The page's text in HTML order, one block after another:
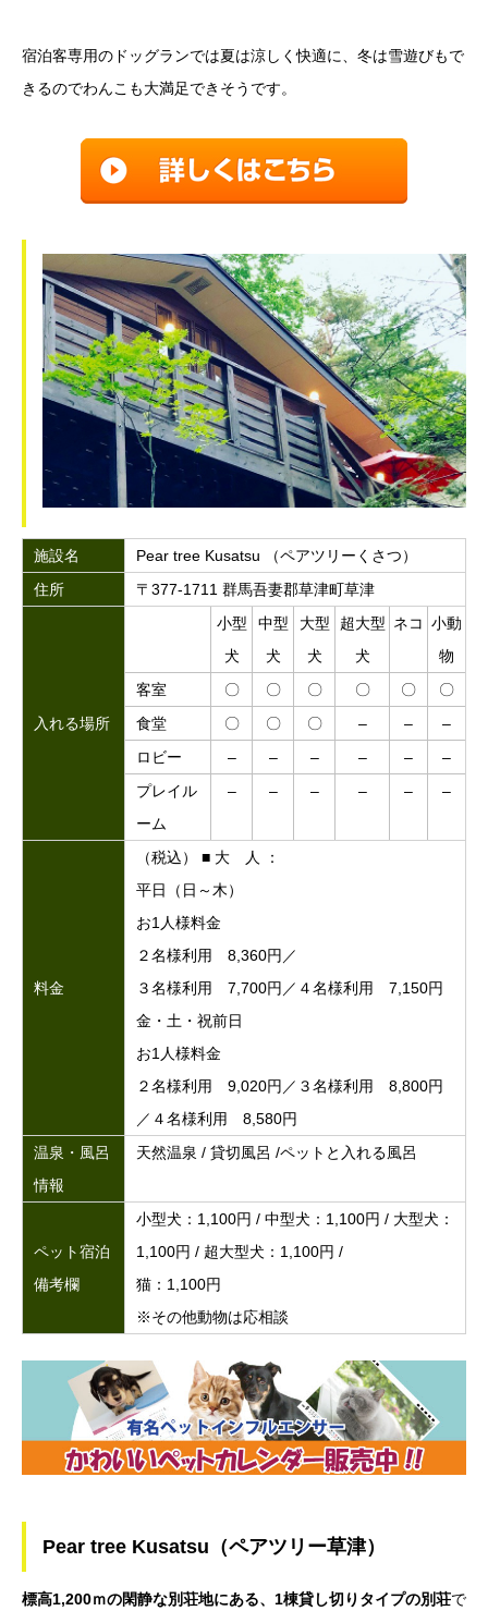
宿泊客専用のドッグランでは夏は涼しく快適に、冬は雪遊びもで
きるのでわんこも大満足できそうです。
施設名
Pear tree Kusatsu （ペアツリーくさつ）
住所
〒377-1711 群馬吾妻郡草津町草津
入れる場所
小型
犬
中型
犬
大型
犬
超大型
犬
ネコ 小動
物
客室
〇 〇 〇 〇 〇
〇
食堂
〇 〇 〇 – –
–
ロビー
– – – – –
–
プレイル
ーム
– – – – – –
料金
（税込） ■ 大 人 ：
平日（日～木）
お1人様料金
２名様利用 8,360円／
３名様利用 7,700円／４名様利用 7,150円
金・土・祝前日
お1人様料金
２名様利用 9,020円／３名様利用 8,800円
／４名様利用 8,580円
温泉・風呂
情報
天然温泉 / 貸切風呂 /ペットと入れる風呂
ペット宿泊
備考欄
小型犬：1,100円 / 中型犬：1,100円 / 大型犬：
1,100円 / 超大型犬：1,100円 /
猫：1,100円
※その他動物は応相談
Pear tree Kusatsu（ペアツリー草津）
標高1,200ｍの閑静な別荘地にある、1棟貸し切りタイプの別荘で